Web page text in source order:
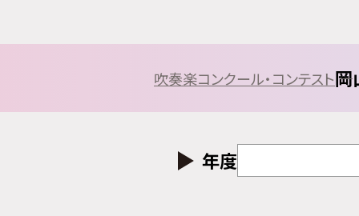
吹奏楽コンクール・コンテスト岡
年度